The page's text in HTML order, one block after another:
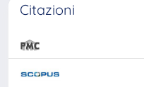
Citazioni